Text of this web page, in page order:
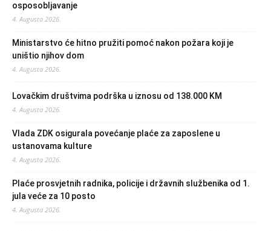
osposobljavanje
4. Augusta 2026.
Ministarstvo će hitno pružiti pomoć nakon požara koji je
uništio njihov dom
4. Augusta 2026.
Lovačkim društvima podrška u iznosu od 138.000 KM
4. Augusta 2026.
Vlada ZDK osigurala povećanje plaće za zaposlene u
ustanovama kulture
4. Augusta 2026.
Plaće prosvjetnih radnika, policije i državnih službenika od 1.
jula veće za 10 posto
4. Augusta 2026.